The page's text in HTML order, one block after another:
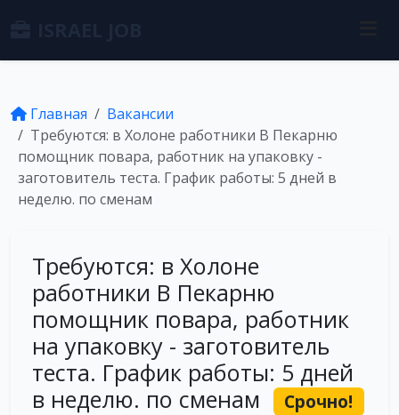
Главная
Вакансии
Требуются: в Холоне работники В Пекарню
помощник повара, работник на упаковку -
заготовитель теста. График работы: 5 дней в
неделю. по сменам
Требуются: в Холоне
работники В Пекарню
помощник повара, работник
на упаковку - заготовитель
теста. График работы: 5 дней
в неделю. по сменам
Срочно!